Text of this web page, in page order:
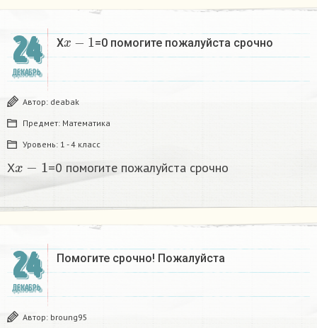
24
ДЕКАБРЬ
X
x−1
=0 помогите пожалуйста срочно
Автор: deabak
Предмет: Математика
Уровень: 1 - 4 класс
X =0 помогите пожалуйста срочно
24
ДЕКАБРЬ
Помогите срочно! Пожалуйста
Автор: broung95